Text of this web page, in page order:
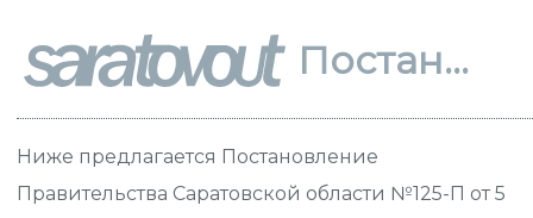
Постановление 125-П
Ниже предлагается Постановление
Правительства Саратовской области №125-П от 5